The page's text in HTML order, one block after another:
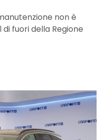
non è
fuori della Regione